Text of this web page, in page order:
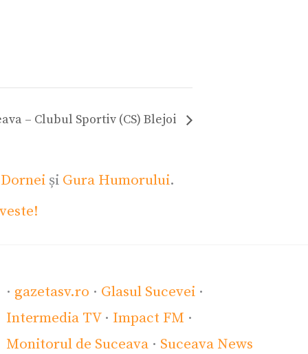
– Clubul Sportiv (CS) Blejoi
și Gura Humorului.
· gazetasv.ro · Glasul Sucevei ·
Intermedia TV· Impact FM ·
Monitorul de Suceava · Suceava News